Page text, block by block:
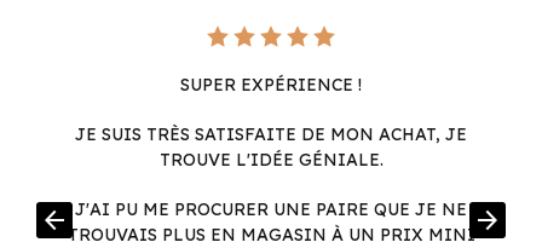
SUPER EXPÉRIENCE !
JE SUIS TRÈS SATISFAITE DE MON ACHAT, JE
TROUVE L'IDÉE GÉNIALE.
J'AI PU ME PROCURER UNE PAIRE QUE JE NE
TROUVAIS PLUS EN MAGASIN À UN PRIX MINI
arrow_back arrow_forward